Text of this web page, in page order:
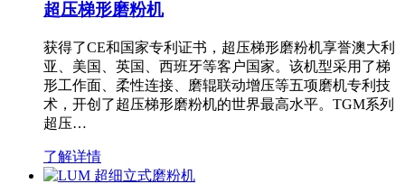
超压梯形磨粉机
获得了CE和国家专利证书，超压梯形磨粉机享誉澳大利
亚、美国、英国、西班牙等客户国家。该机型采用了梯
形工作面、柔性连接、磨辊联动增压等五项磨机专利技
术，开创了超压梯形磨粉机的世界最高水平。TGM系列
超压…
了解详情